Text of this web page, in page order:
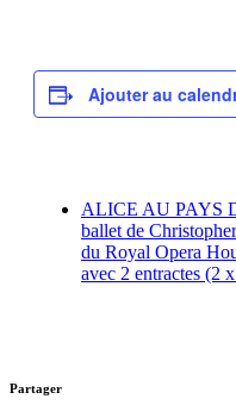
Ajouter au
ALICE AU PAYS
ballet de
du Royal Opera
avec 2 entractes (2
Partager